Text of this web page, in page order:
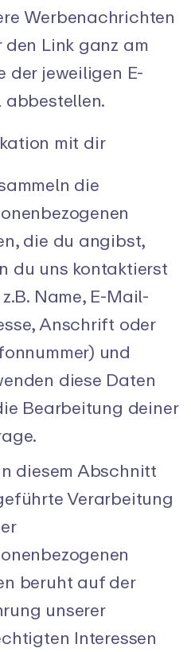
Werbenachrichten
den Link ganz am
der jeweiligen E-
abbestellen.
mit dir
die
die du angibst,
du uns kontaktierst
Name, E-Mail-
Anschrift oder
und
diese Daten
Bearbeitung deiner
diesem Abschnitt
Verarbeitung
beruht auf der
unserer
Interessen